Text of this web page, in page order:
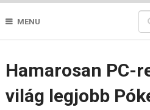
MENU
Hamarosan PC-
világ legjobb